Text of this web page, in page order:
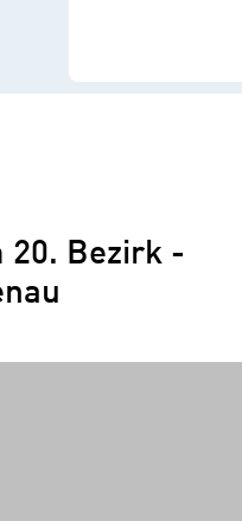
20. Bezirk -